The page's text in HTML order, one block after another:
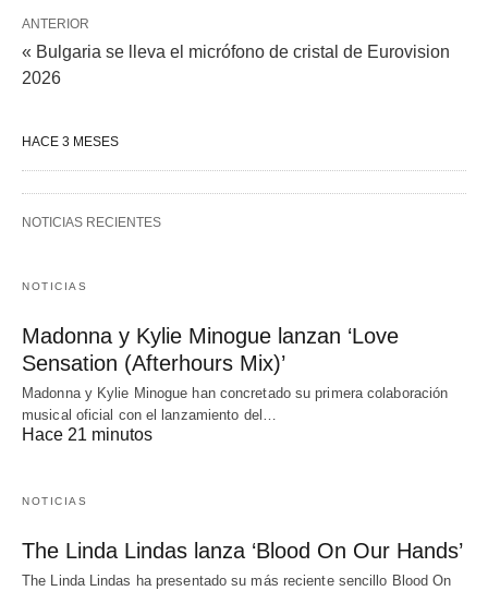
ANTERIOR
« Bulgaria se lleva el micrófono de cristal de Eurovision
2026
HACE 3 MESES
NOTICIAS RECIENTES
NOTICIAS
Madonna y Kylie Minogue lanzan ‘Love
Sensation (Afterhours Mix)’
Madonna y Kylie Minogue han concretado su primera colaboración
musical oficial con el lanzamiento del…
Hace 21 minutos
NOTICIAS
The Linda Lindas lanza ‘Blood On Our Hands’
The Linda Lindas ha presentado su más reciente sencillo Blood On